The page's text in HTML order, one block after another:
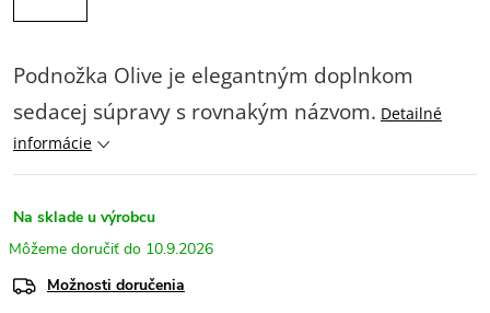
Podnožka Olive je elegantným doplnkom
sedacej súpravy s rovnakým názvom. Detailné
informácie
Na sklade u výrobcu
10.9.2026
Možnosti doručenia